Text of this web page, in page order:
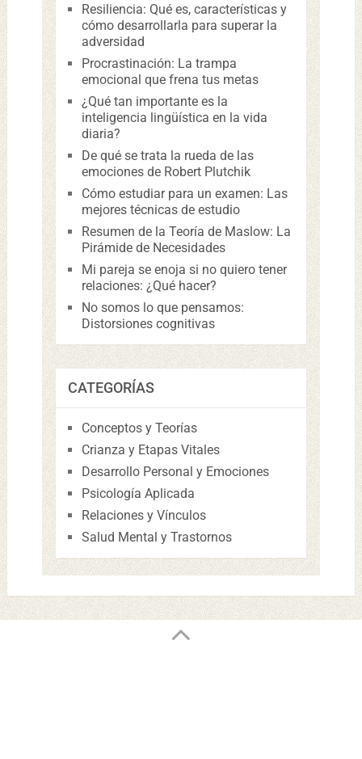
Resiliencia: Qué es, características y
cómo desarrollarla para superar la
adversidad
Procrastinación: La trampa
emocional que frena tus metas
¿Qué tan importante es la
inteligencia lingüística en la vida
diaria?
De qué se trata la rueda de las
emociones de Robert Plutchik
Cómo estudiar para un examen: Las
mejores técnicas de estudio
Resumen de la Teoría de Maslow: La
Pirámide de Necesidades
Mi pareja se enoja si no quiero tener
relaciones: ¿Qué hacer?
No somos lo que pensamos:
Distorsiones cognitivas
CATEGORÍAS
Conceptos y Teorías
Crianza y Etapas Vitales
Desarrollo Personal y Emociones
Psicología Aplicada
Relaciones y Vínculos
Salud Mental y Trastornos